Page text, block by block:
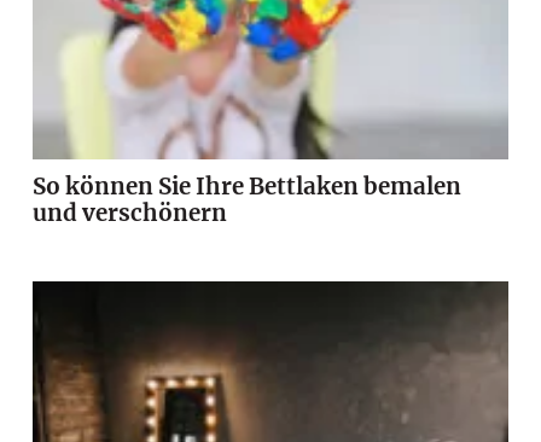
So können Sie Ihre Bettlaken bemalen
und verschönern